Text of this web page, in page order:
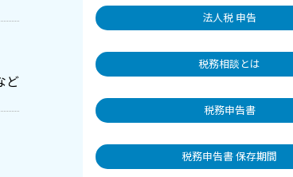
ど
法人税 申告
税務相談とは
税務申告書
税務申告書 保存期間